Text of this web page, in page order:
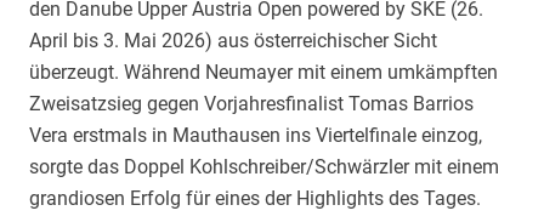
l
-
E
i
n
z
u
a
den Danube Upper Austria Open powered by SKE (26.
April bis 3. Mai 2026) aus österreichischer Sicht
überzeugt. Während Neumayer mit einem umkämpften
Zweisatzsieg gegen Vorjahresfinalist Tomas Barrios
Vera erstmals in Mauthausen ins Viertelfinale einzog,
sorgte das Doppel Kohlschreiber/Schwärzler mit einem
grandiosen Erfolg für eines der Highlights des Tages.